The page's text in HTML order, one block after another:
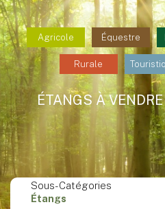
Agricole Équestre
Rurale
ÉTANGS À
Sous-Catégories
Étangs